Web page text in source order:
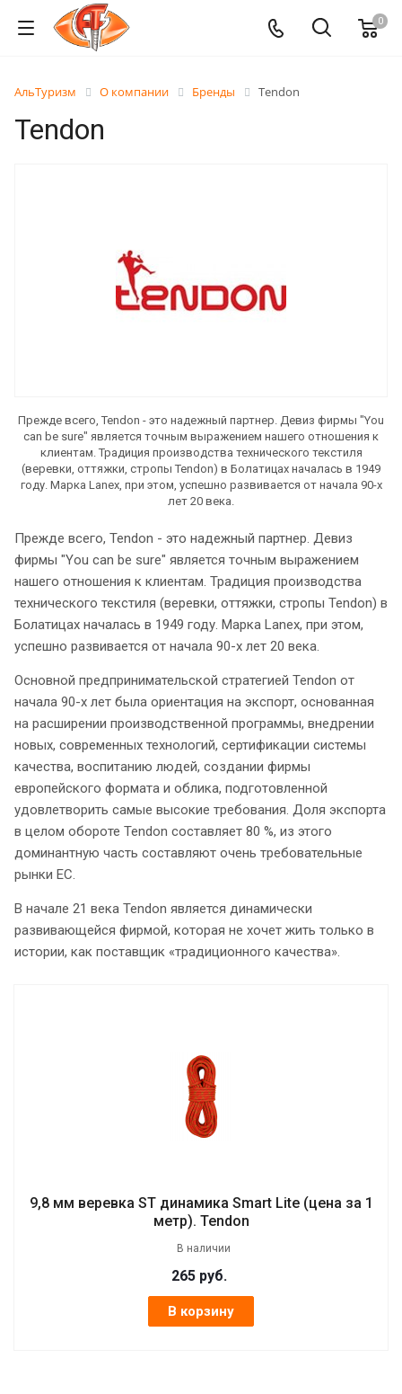
0
АльТуризм О компании Бренды Tendon
Tendon
Прежде всего, Tendon - это надежный партнер. Девиз фирмы "You
can be sure" является точным выражением нашего отношения к
клиентам. Традиция производства технического текстиля
(веревки, оттяжки, стропы Tendon) в Болатицах началась в 1949
году. Марка Lanex, при этом, успешно развивается от начала 90-х
лет 20 века.
Прежде всего, Tendon - это надежный партнер. Девиз
фирмы "You can be sure" является точным выражением
нашего отношения к клиентам. Традиция производства
технического текстиля (веревки, оттяжки, стропы Tendon) в
Болатицах началась в 1949 году. Марка Lanex, при этом,
успешно развивается от начала 90-х лет 20 века.
Основной предпринимательской стратегией Tendon от
начала 90-х лет была ориентация на экспорт, основанная
на расширении производственной программы, внедрении
новых, современных технологий, сертификации системы
качества, воспитанию людей, создании фирмы
европейского формата и облика, подготовленной
удовлетворить самые высокие требования. Доля экспорта
в целом обороте Tendon составляет 80 %, из этого
доминантную часть составляют очень требовательные
рынки ЕС.
В начале 21 века Tendon является динамически
развивающейся фирмой, которая не хочет жить только в
истории, как поставщик «традиционного качества».
9,8 мм веревка ST динамика Smart Lite (цена за 1
метр). Tendon
В наличии
265 руб.
В корзину